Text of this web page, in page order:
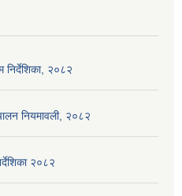
निर्देशिका, २०८२
नियमावली, २०८२
२०८२